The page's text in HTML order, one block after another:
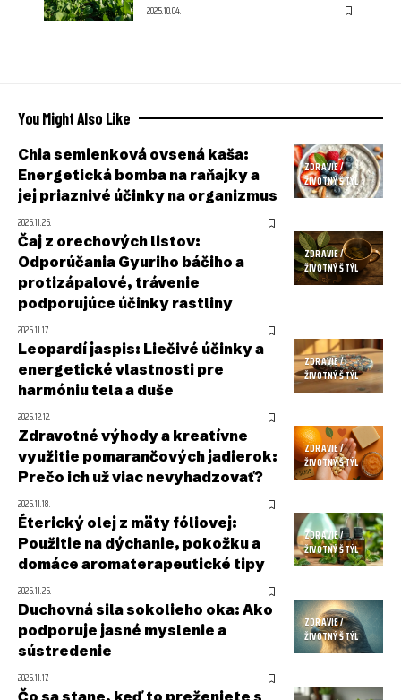
2025.10.04.
You Might Also Like
ZDRAVIE /
ŽIVOTNÝ ŠTÝL
Chia semienková ovsená kaša:
Energetická bomba na raňajky a
jej priaznivé účinky na organizmus
2025.11.25.
ZDRAVIE /
ŽIVOTNÝ ŠTÝL
Čaj z orechových listov:
Odporúčania Gyuriho báčiho a
protizápalové, trávenie
podporujúce účinky rastliny
2025.11.17.
ZDRAVIE /
ŽIVOTNÝ ŠTÝL
Leopardí jaspis: Liečivé účinky a
energetické vlastnosti pre
harmóniu tela a duše
2025.12.12.
ZDRAVIE /
ŽIVOTNÝ ŠTÝL
Zdravotné výhody a kreatívne
využitie pomarančových jadierok:
Prečo ich už viac nevyhadzovať?
2025.11.18.
ZDRAVIE /
ŽIVOTNÝ ŠTÝL
Éterický olej z mäty fóliovej:
Použitie na dýchanie, pokožku a
domáce aromaterapeutické tipy
2025.11.25.
ZDRAVIE /
ŽIVOTNÝ ŠTÝL
Duchovná sila sokolieho oka: Ako
podporuje jasné myslenie a
sústredenie
2025.11.17.